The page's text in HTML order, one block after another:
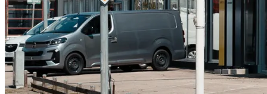
Serviceverkstad